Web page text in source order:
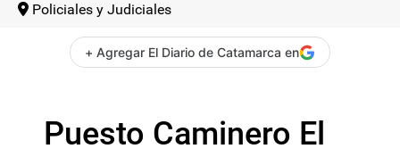
Policiales y Judiciales
+ Agregar El Diario de Catamarca en
Puesto Caminero El